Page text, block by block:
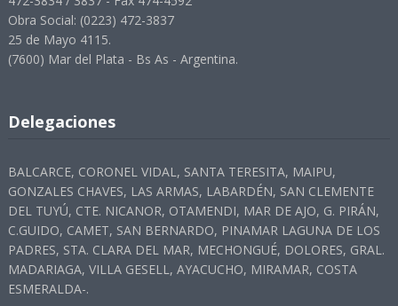
Obra Social: (0223) 472-3837
25 de Mayo 4115.
(7600) Mar del Plata - Bs As - Argentina.
Delegaciones
BALCARCE, CORONEL VIDAL, SANTA TERESITA, MAIPU,
GONZALES CHAVES, LAS ARMAS, LABARDÉN, SAN CLEMENTE
DEL TUYÚ, CTE. NICANOR, OTAMENDI, MAR DE AJO, G. PIRÁN,
C.GUIDO, CAMET, SAN BERNARDO, PINAMAR LAGUNA DE LOS
PADRES, STA. CLARA DEL MAR, MECHONGUÉ, DOLORES, GRAL.
MADARIAGA, VILLA GESELL, AYACUCHO, MIRAMAR, COSTA
ESMERALDA-.